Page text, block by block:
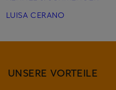
LUISA CERANO
UNSERE VORTEILE